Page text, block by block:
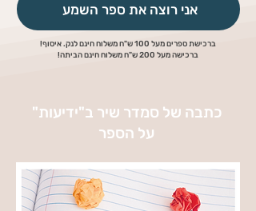
אני רוצה את ספר השמע
ברכישת ספרים מעל 100 ש"ח משלוח חינם לנק. איסוף!
ברכישה מעל 200 ש"ח משלוח חינם הביתה!
כתבה של סמדר שיר ב"ידיעות"
על הספר